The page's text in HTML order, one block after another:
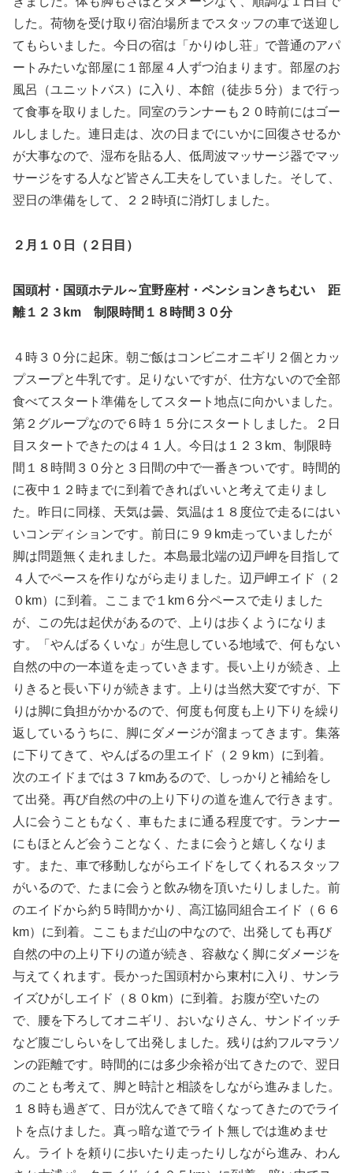
した。荷物を受け取り宿泊場所までスタッフの車で送迎し
てもらいました。今日の宿は「かりゆし荘」で普通のアパ
ートみたいな部屋に１部屋４人ずつ泊まります。部屋のお
風呂（ユニットバス）に入り、本館（徒歩５分）まで行っ
て食事を取りました。同室のランナーも２０時前にはゴー
ルしました。連日走は、次の日までにいかに回復させるか
が大事なので、湿布を貼る人、低周波マッサージ器でマッ
サージをする人など皆さん工夫をしていました。そして、
翌日の準備をして、２２時頃に消灯しました。
２月１０日（２日目）
国頭村・国頭ホテル～宜野座村・ペンションきちむい 距
離１２３km 制限時間１８時間３０分
４時３０分に起床。朝ご飯はコンビニオニギリ２個とカッ
プスープと牛乳です。足りないですが、仕方ないので全部
食べてスタート準備をしてスタート地点に向かいました。
第２グループなので６時１５分にスタートしました。２日
目スタートできたのは４１人。今日は１２３km、制限時
間１８時間３０分と３日間の中で一番きついです。時間的
に夜中１２時までに到着できればいいと考えて走りまし
た。昨日に同様、天気は曇、気温は１８度位で走るにはい
いコンディションです。前日に９９km走っていましたが
脚は問題無く走れました。本島最北端の辺戸岬を目指して
４人でペースを作りながら走りました。辺戸岬エイド（２
０km）に到着。ここまで１km６分ペースで走りました
が、この先は起伏があるので、上りは歩くようになりま
す。「やんばるくいな」が生息している地域で、何もない
自然の中の一本道を走っていきます。長い上りが続き、上
りきると長い下りが続きます。上りは当然大変ですが、下
りは脚に負担がかかるので、何度も何度も上り下りを繰り
返しているうちに、脚にダメージが溜まってきます。集落
に下りてきて、やんばるの里エイド（２９km）に到着。
次のエイドまでは３７kmあるので、しっかりと補給をし
て出発。再び自然の中の上り下りの道を進んで行きます。
人に会うこともなく、車もたまに通る程度です。ランナー
にもほとんど会うことなく、たまに会うと嬉しくなりま
す。また、車で移動しながらエイドをしてくれるスタッフ
がいるので、たまに会うと飲み物を頂いたりしました。前
のエイドから約５時間かかり、高江協同組合エイド（６６
km）に到着。ここもまだ山の中なので、出発しても再び
自然の中の上り下りの道が続き、容赦なく脚にダメージを
与えてくれます。長かった国頭村から東村に入り、サンラ
イズひがしエイド（８０km）に到着。お腹が空いたの
で、腰を下ろしてオニギリ、おいなりさん、サンドイッチ
など腹ごしらいをして出発しました。残りは約フルマラソ
ンの距離です。時間的には多少余裕が出てきたので、翌日
のことも考えて、脚と時計と相談をしながら進みました。
１８時も過ぎて、日が沈んできて暗くなってきたのでライ
トを点けました。真っ暗な道でライト無しでは進めませ
ん。ライトを頼りに歩いたり走ったりしながら進み、わん